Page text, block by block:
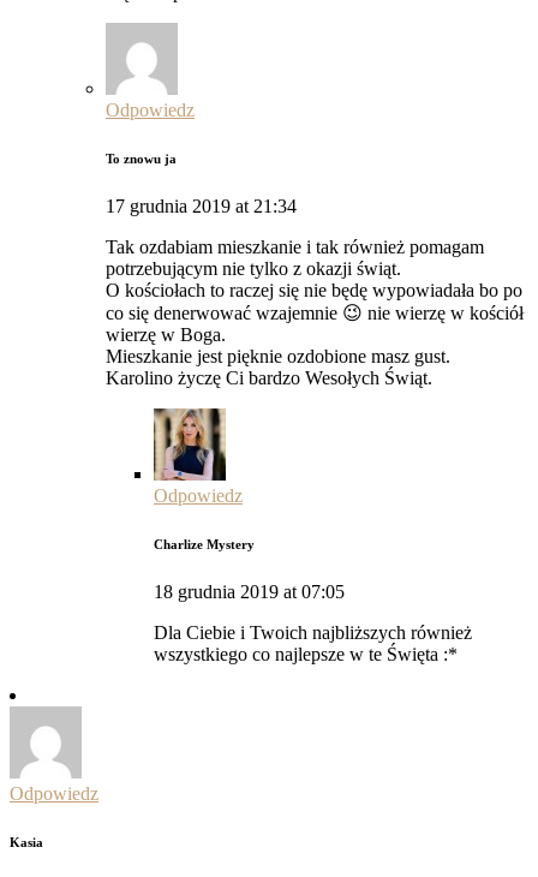
Odpowiedz
To znowu ja
17 grudnia 2019 at 21:34
Tak ozdabiam mieszkanie i tak również pomagam
potrzebującym nie tylko z okazji świąt.
O kościołach to raczej się nie będę wypowiadała bo po
co się denerwować wzajemnie 😉 nie wierzę w kościół
wierzę w Boga.
Mieszkanie jest pięknie ozdobione masz gust.
Karolino życzę Ci bardzo Wesołych Świąt.
Odpowiedz
Charlize Mystery
18 grudnia 2019 at 07:05
Dla Ciebie i Twoich najbliższych również
wszystkiego co najlepsze w te Święta :*
Odpowiedz
Kasia